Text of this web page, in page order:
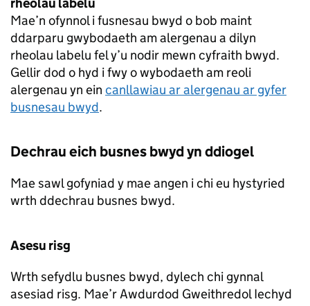
Mae’n ofynnol i fusnesau bwyd o bob maint
ddarparu gwybodaeth am alergenau a dilyn
rheolau labelu fel y’u nodir mewn cyfraith bwyd.
Gellir dod o hyd i fwy o wybodaeth am reoli
alergenau yn ein canllawiau ar alergenau ar gyfer
busnesau bwyd.
Dechrau eich busnes bwyd yn ddiogel
Mae sawl gofyniad y mae angen i chi eu hystyried
wrth ddechrau busnes bwyd.
Asesu risg
Wrth sefydlu busnes bwyd, dylech chi gynnal
asesiad risg. Mae’r Awdurdod Gweithredol Iechyd